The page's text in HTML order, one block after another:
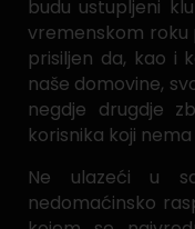
budu ustupljeni
vremenskom roku
prisiljen da, kao i
naše domovine,
negdje drugdje
korisnika koji
Ne ulazeći u
nedomaćinsko